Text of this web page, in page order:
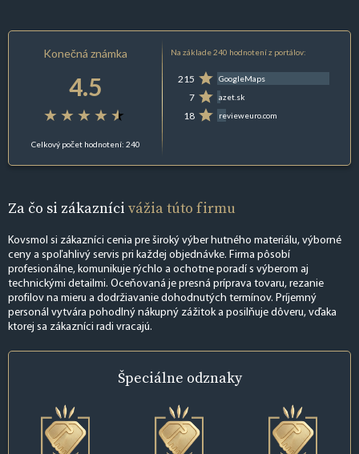
Konečná známka
4.5
Celkový počet hodnotení: 240
Na základe 240 hodnotení z portálov:
215 GoogleMaps
7 azet.sk
18 revieweuro.com
Za čo si zákazníci vážia túto firmu
Kovsmol si zákazníci cenia pre široký výber hutného materiálu, výborné
ceny a spoľahlivý servis pri každej objednávke. Firma pôsobí
profesionálne, komunikuje rýchlo a ochotne poradí s výberom aj
technickými detailmi. Oceňovaná je presná príprava tovaru, rezanie
profilov na mieru a dodržiavanie dohodnutých termínov. Príjemný
personál vytvára pohodlný nákupný zážitok a posilňuje dôveru, vďaka
ktorej sa zákazníci radi vracajú.
Špeciálne odznaky